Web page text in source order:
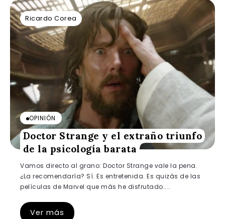
Ricardo Corea
OPINIÓN
Doctor Strange y el extraño triunfo
de la psicología barata
Vamos directo al grano: Doctor Strange vale la pena.
¿La recomendaría? Sí. Es entretenida. Es quizás de las
películas de Marvel que más he disfrutado....
Ver más